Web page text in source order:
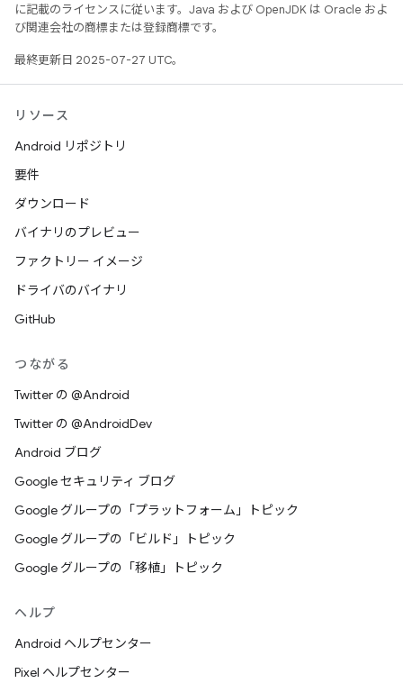
に記載のライセンスに従います。Java および OpenJDK は Oracle およ
び関連会社の商標または登録商標です。
最終更新日 2025-07-27 UTC。
リソース
Android リポジトリ
要件
ダウンロード
バイナリのプレビュー
ファクトリー イメージ
ドライバのバイナリ
GitHub
つながる
Twitter の @Android
Twitter の @AndroidDev
Android ブログ
Google セキュリティ ブログ
Google グループの「プラットフォーム」トピック
Google グループの「ビルド」トピック
Google グループの「移植」トピック
ヘルプ
Android ヘルプセンター
Pixel ヘルプセンター